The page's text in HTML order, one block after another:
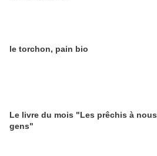
le torchon, pain bio
Le livre du mois "Les prêchis à nous
gens"